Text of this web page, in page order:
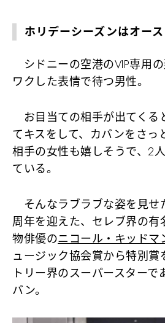
ホリデーシーズンはオー
シドニーの空港のVIP専用
ワクした表情で待つ男性。
お目当ての相手が出てくる
てキスをして、カバンをさっ
相手の女性も嬉しそうで、2
ている。
そんなラブラブな姿を見せ
周年を迎えた、セレブ界の有
物俳優のニコール・キッドマ
ュージック協会賞から特別賞
トリー界のスーパースターで
バン。